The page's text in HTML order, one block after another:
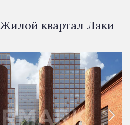
квартал Лаки